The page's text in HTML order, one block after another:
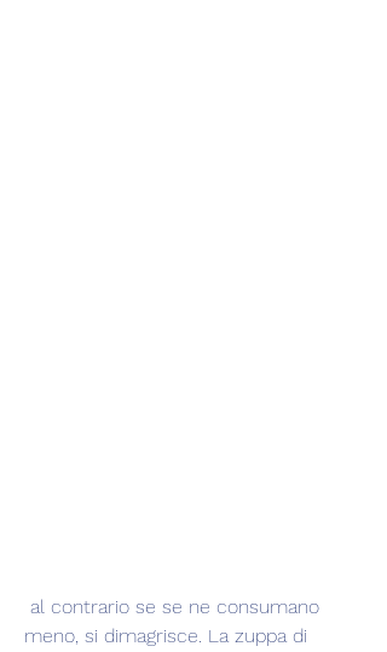
meno, si dimagrisce. La zuppa di